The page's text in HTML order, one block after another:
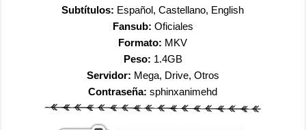
Subtítulos: Español, Castellano, English
Fansub: Oficiales
Formato: MKV
Peso: 1.4GB
Servidor: Mega, Drive, Otros
Contraseña:sphinxanimehd